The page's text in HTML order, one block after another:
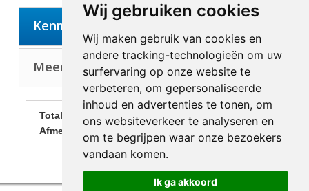
Wij gebruiken cookies
Wij maken gebruik van cookies en
andere tracking-technologieën om uw
surfervaring op onze website te
verbeteren, om gepersonaliseerde
inhoud en advertenties te tonen, om
ons websiteverkeer te analyseren en
om te begrijpen waar onze bezoekers
vandaan komen.
Ik ga akkoord
Kenmerken
Meer over Kunstenaar: Jiranek, Maja
Totale
Afmetingen:
26,0 x 25,0 cm